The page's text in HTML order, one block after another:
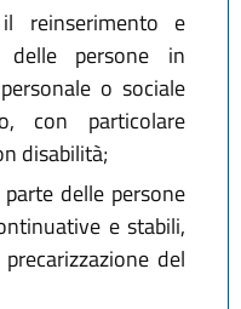
reinserimento e
delle persone in
o sociale
con particolare
disabilità;
delle persone
e stabili,
del